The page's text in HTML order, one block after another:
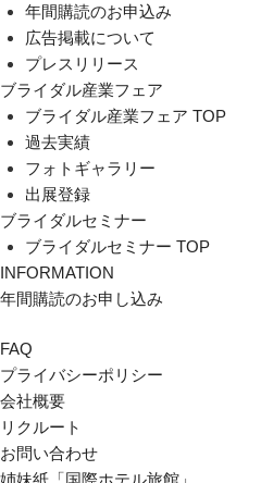
年間購読のお申込み
広告掲載について
プレスリリース
ブライダル産業フェア
ブライダル産業フェア TOP
過去実績
フォトギャラリー
出展登録
ブライダルセミナー
ブライダルセミナー TOP
INFORMATION
年間購読のお申し込み
FAQ
プライバシーポリシー
会社概要
リクルート
お問い合わせ
姉妹紙「国際ホテル旅館」